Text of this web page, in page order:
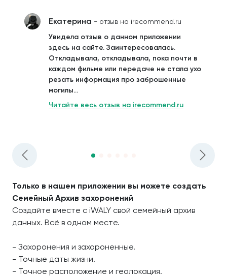
Екатерина - отзыв на irecommend.ru
Увидела отзыв о данном приложении
здесь на сайте. Заинтересовалась.
Откладывала, откладывала, пока почти в
каждом фильме или передаче не стала ухо
резать информация про заброшенные
могилы...
Читайте весь отзыв на irecommend.ru
Только в нашем приложении вы можете создать
Семейный Архив захоронений
Создайте вместе с iWALY свой семейный архив
данных. Всё в одном месте.
- Захоронения и захороненные.
- Точные даты жизни.
- Точное расположение и геолокация.